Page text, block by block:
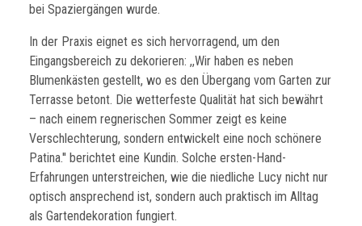
bei Spaziergängen wurde.
In der Praxis eignet es sich hervorragend, um den
Eingangsbereich zu dekorieren: ,,Wir haben es neben
Blumenkästen gestellt, wo es den Übergang vom Garten zur
Terrasse betont. Die wetterfeste Qualität hat sich bewährt
– nach einem regnerischen Sommer zeigt es keine
Verschlechterung, sondern entwickelt eine noch schönere
Patina.'' berichtet eine Kundin. Solche ersten-Hand-
Erfahrungen unterstreichen, wie die niedliche Lucy nicht nur
optisch ansprechend ist, sondern auch praktisch im Alltag
als Gartendekoration fungiert.